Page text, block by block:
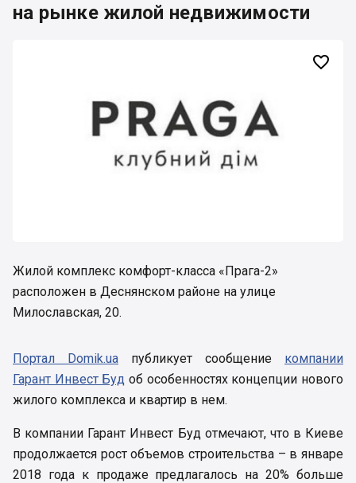
на рынке жилой недвижимости

Жилой комплекс комфорт-класса «Прага-2»
расположен в Деснянском районе на улице
Милославская, 20.
Портал Domik.ua публикует сообщение компании
Гарант Инвест Буд об особенностях концепции нового
жилого комплекса и квартир в нем.
В компании Гарант Инвест Буд отмечают, что в Киеве
продолжается рост объемов строительства – в январе
2018 года к продаже предлагалось на 20% больше